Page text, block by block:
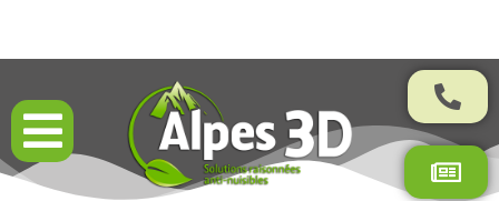
Résultats garantis par contrat